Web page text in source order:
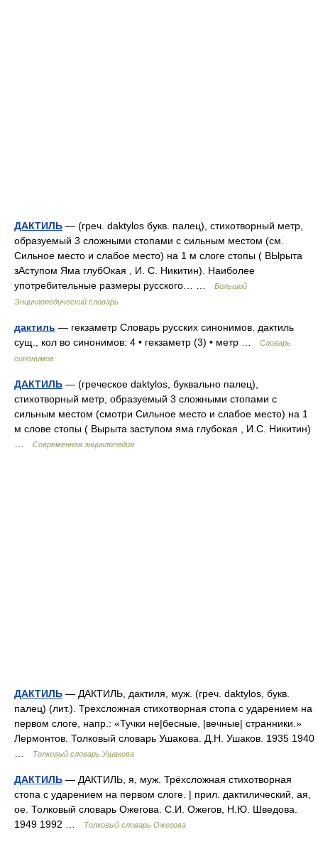
ДАКТИЛЬ — (греч. daktylos букв. палец), стихотворный метр,
образуемый 3 сложными стопами с сильным местом (см.
Сильное место и слабое место) на 1 м слоге стопы ( ВЫрыта
зАступом Яма глубОкая , И. С. Никитин). Наиболее
употребительные размеры русского… …
Большой
Энциклопедический словарь
дактиль — гекзаметр Словарь русских синонимов. дактиль
сущ., кол во синонимов: 4 • гекзаметр (3) • метр …
Словарь
синонимов
ДАКТИЛЬ — (греческое daktylos, буквально палец),
стихотворный метр, образуемый 3 сложными стопами с
сильным местом (смотри Сильное место и слабое место) на 1
м слове стопы ( Вырыта заступом яма глубокая , И.С. Никитин)
Современная энциклопедия
ДАКТИЛЬ — ДАКТИЛЬ, дактиля, муж. (греч. daktylos, букв.
палец) (лит.). Трехсложная стихотворная стопа с ударением на
первом слоге, напр.: «Тучки не|бесные, |вечные| странники.»
Лермонтов. Толковый словарь Ушакова. Д.Н. Ушаков. 1935 1940
Толковый словарь Ушакова
ДАКТИЛЬ — ДАКТИЛЬ, я, муж. Трёхсложная стихотворная
стопа с ударением на первом слоге. | прил. дактилический, ая,
ое. Толковый словарь Ожегова. С.И. Ожегов, Н.Ю. Шведова.
1949 1992 …
Толковый словарь Ожегова